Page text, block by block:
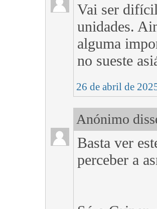
Vai ser
unidades.
alguma
no sueste
26 de abril de
Anónimo
Basta ver
perceber a